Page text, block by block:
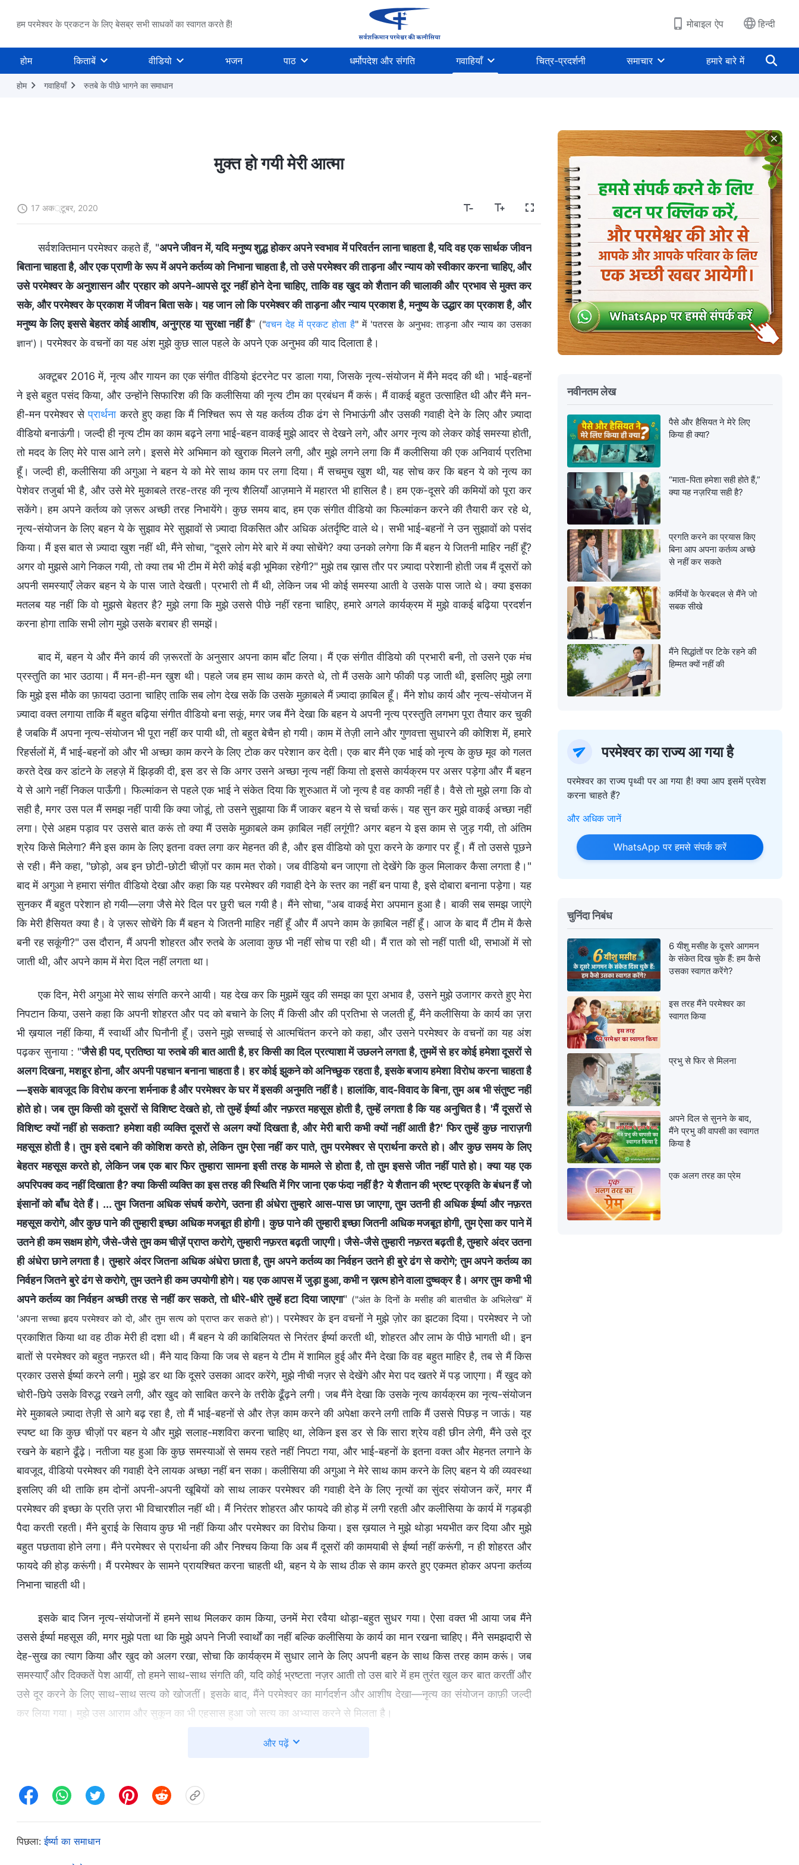
हम परमेश्वर के प्रकटन के लिए बेसब्र सभी साधकों का स्वागत करते हैं! मोबाइल ऐप हिन्दी
होम किताबें वीडियो भजन पाठ धर्मोपदेश और संगति गवाहियाँ चित्र-प्रदर्शनी समाचार हमारे बारे में
होम गवाहियाँ रुतबे के पीछे भागने का समाधान
मुक्त हो गयी मेरी आत्मा
17 अक्टूबर, 2020
सर्वशक्तिमान परमेश्वर कहते हैं, "अपने जीवन में, यदि मनुष्य शुद्ध होकर अपने स्वभाव में परिवर्तन लाना चाहता है, यदि वह एक सार्थक जीवन
बिताना चाहता है, और एक प्राणी के रूप में अपने कर्तव्य को निभाना चाहता है, तो उसे परमेश्वर की ताड़ना और न्याय को स्वीकार करना चाहिए, और
उसे परमेश्वर के अनुशासन और प्रहार को अपने-आपसे दूर नहीं होने देना चाहिए, ताकि वह खुद को शैतान की चालाकी और प्रभाव से मुक्त कर
सके, और परमेश्वर के प्रकाश में जीवन बिता सके। यह जान लो कि परमेश्वर की ताड़ना और न्याय प्रकाश है, मनुष्य के उद्धार का प्रकाश है, और
मनुष्य के लिए इससे बेहतर कोई आशीष, अनुग्रह या सुरक्षा नहीं है" ("वचन देह में प्रकट होता है" में 'पतरस के अनुभव: ताड़ना और न्याय का उसका
ज्ञान') । परमेश्वर के वचनों का यह अंश मुझे कुछ साल पहले के अपने एक अनुभव की याद दिलाता है।
अक्टूबर 2016 में, नृत्य और गायन का एक संगीत वीडियो इंटरनेट पर डाला गया, जिसके नृत्य-संयोजन में मैंने मदद की थी। भाई-बहनों
ने इसे बहुत पसंद किया, और उन्होंने सिफारिश की कि कलीसिया की नृत्य टीम का प्रबंधन मैं करूं। मैं वाकई बहुत उत्साहित थी और मैंने मन-
ही-मन परमेश्वर सेप्रार्थनाकरते हुए कहा कि मैं निश्चित रूप से यह कर्तव्य ठीक ढंग से निभाऊंगी और उसकी गवाही देने के लिए और ज़्यादा
वीडियो बनाऊंगी। जल्दी ही नृत्य टीम का काम बढ़ने लगा भाई-बहन वाकई मुझे आदर से देखने लगे, और अगर नृत्य को लेकर कोई समस्या होती,
तो मदद के लिए मेरे पास आने लगे। इससे मेरे अभिमान को खुराक मिलने लगी, और मुझे लगने लगा कि मैं कलीसिया की एक अनिवार्य प्रतिभा
हूँ। जल्दी ही, कलीसिया की अगुआ ने बहन ये को मेरे साथ काम पर लगा दिया। मैं सचमुच खुश थी, यह सोच कर कि बहन ये को नृत्य का
पेशेवर तजुर्बा भी है, और उसे मेरे मुकाबले तरह-तरह की नृत्य शैलियाँ आज़माने में महारत भी हासिल है। हम एक-दूसरे की कमियों को पूरा कर
सकेंगे। हम अपने कर्तव्य को ज़रूर अच्छी तरह निभायेंगे। कुछ समय बाद, हम एक संगीत वीडियो का फिल्मांकन करने की तैयारी कर रहे थे,
नृत्य-संयोजन के लिए बहन ये के सुझाव मेरे सुझावों से ज़्यादा विकसित और अधिक अंतर्दृष्टि वाले थे। सभी भाई-बहनों ने उन सुझावों को पसंद
किया। मैं इस बात से ज़्यादा खुश नहीं थी, मैंने सोचा, "दूसरे लोग मेरे बारे में क्या सोचेंगे? क्या उनको लगेगा कि मैं बहन ये जितनी माहिर नहीं हूँ?
अगर वो मुझसे आगे निकल गयी, तो क्या तब भी टीम में मेरी कोई बड़ी भूमिका रहेगी?" मुझे तब ख़ास तौर पर ज़्यादा परेशानी होती जब मैं दूसरों को
अपनी समस्याएँ लेकर बहन ये के पास जाते देखती। प्रभारी तो मैं थी, लेकिन जब भी कोई समस्या आती वे उसके पास जाते थे। क्या इसका
मतलब यह नहीं कि वो मुझसे बेहतर है? मुझे लगा कि मुझे उससे पीछे नहीं रहना चाहिए, हमारे अगले कार्यक्रम में मुझे वाकई बढ़िया प्रदर्शन
करना होगा ताकि सभी लोग मुझे उसके बराबर ही समझें।
बाद में, बहन ये और मैंने कार्य की ज़रूरतों के अनुसार अपना काम बाँट लिया। मैं एक संगीत वीडियो की प्रभारी बनी, तो उसने एक मंच
प्रस्तुति का भार उठाया। मैं मन-ही-मन खुश थी। पहले जब हम साथ काम करते थे, तो मैं उसके आगे फीकी पड़ जाती थी, इसलिए मुझे लगा
कि मुझे इस मौके का फ़ायदा उठाना चाहिए ताकि सब लोग देख सकें कि उसके मुक़ाबले मैं ज़्यादा क़ाबिल हूँ। मैंने शोध कार्य और नृत्य-संयोजन में
ज़्यादा वक्त लगाया ताकि मैं बहुत बढ़िया संगीत वीडियो बना सकूं, मगर जब मैंने देखा कि बहन ये अपनी नृत्य प्रस्तुति लगभग पूरा तैयार कर चुकी
है जबकि मैं अपना नृत्य-संयोजन भी पूरा नहीं कर पायी थी, तो बहुत बेचैन हो गयी। काम में तेज़ी लाने और गुणवत्ता सुधारने की कोशिश में, हमारे
रिहर्सलों में, मैं भाई-बहनों को और भी अच्छा काम करने के लिए टोक कर परेशान कर देती। एक बार मैंने एक भाई को नृत्य के कुछ मूव को गलत
करते देख कर डांटने के लहज़े में झिड़की दी, इस डर से कि अगर उसने अच्छा नृत्य नहीं किया तो इससे कार्यक्रम पर असर पड़ेगा और मैं बहन
ये से आगे नहीं निकल पाऊँगी। फिल्मांकन से पहले एक भाई ने संकेत दिया कि शुरुआत में जो नृत्य है वह काफी नहीं है। वैसे तो मुझे लगा कि वो
सही है, मगर उस पल मैं समझ नहीं पायी कि क्या जोडूं, तो उसने सुझाया कि मैं जाकर बहन ये से चर्चा करूं। यह सुन कर मुझे वाकई अच्छा नहीं
लगा। ऐसे अहम पड़ाव पर उससे बात करूं तो क्या मैं उसके मुक़ाबले कम क़ाबिल नहीं लगूंगी? अगर बहन ये इस काम से जुड़ गयी, तो अंतिम
श्रेय किसे मिलेगा? मैंने इस काम के लिए इतना वक्त लगा कर मेहनत की है, और इस वीडियो को पूरा करने के कगार पर हूँ। मैं तो उससे पूछने
से रही। मैंने कहा, "छोड़ो, अब इन छोटी-छोटी चीज़ों पर काम मत रोको। जब वीडियो बन जाएगा तो देखेंगे कि कुल मिलाकर कैसा लगता है।"
बाद में अगुआ ने हमारा संगीत वीडियो देखा और कहा कि यह परमेश्वर की गवाही देने के स्तर का नहीं बन पाया है, इसे दोबारा बनाना पड़ेगा। यह
सुनकर मैं बहुत परेशान हो गयी—लगा जैसे मेरे दिल पर छुरी चल गयी है। मैंने सोचा, "अब वाकई मेरा अपमान हुआ है। बाकी सब समझ जाएंगे
कि मेरी हैसियत क्या है। वे ज़रूर सोचेंगे कि मैं बहन ये जितनी माहिर नहीं हूँ और मैं अपने काम के क़ाबिल नहीं हूँ। आज के बाद मैं टीम में कैसे
बनी रह सकूंगी?" उस दौरान, मैं अपनी शोहरत और रुतबे के अलावा कुछ भी नहीं सोच पा रही थी। मैं रात को सो नहीं पाती थी, सभाओं में सो
जाती थी, और अपने काम में मेरा दिल नहीं लगता था।
एक दिन, मेरी अगुआ मेरे साथ संगति करने आयी। यह देख कर कि मुझमें खुद की समझ का पूरा अभाव है, उसने मुझे उजागर करते हुए मेरा
निपटान किया, उसने कहा कि अपनी शोहरत और पद को बचाने के लिए मैं किसी और की प्रतिभा से जलती हूँ, मैंने कलीसिया के कार्य का ज़रा
भी ख़याल नहीं किया, मैं स्वार्थी और घिनौनी हूँ। उसने मुझे सच्चाई से आत्मचिंतन करने को कहा, और उसने परमेश्वर के वचनों का यह अंश
पढ़कर सुनाया : "जैसे ही पद, प्रतिष्ठा या रुतबे की बात आती है, हर किसी का दिल प्रत्याशा में उछलने लगता है, तुममें से हर कोई हमेशा दूसरों से
अलग दिखना, मशहूर होना, और अपनी पहचान बनाना चाहता है। हर कोई झुकने को अनिच्छुक रहता है, इसके बजाय हमेशा विरोध करना चाहता है
—इसके बावजूद कि विरोध करना शर्मनाक है और परमेश्वर के घर में इसकी अनुमति नहीं है। हालांकि, वाद-विवाद के बिना, तुम अब भी संतुष्ट नहीं
होते हो। जब तुम किसी को दूसरों से विशिष्ट देखते हो, तो तुम्हें ईर्ष्या और नफ़रत महसूस होती है, तुम्हें लगता है कि यह अनुचित है। 'मैं दूसरों से
विशिष्ट क्यों नहीं हो सकता? हमेशा वही व्यक्ति दूसरों से अलग क्यों दिखता है, और मेरी बारी कभी क्यों नहीं आती है?' फिर तुम्हें कुछ नाराज़गी
महसूस होती है। तुम इसे दबाने की कोशिश करते हो, लेकिन तुम ऐसा नहीं कर पाते, तुम परमेश्वर से प्रार्थना करते हो। और कुछ समय के लिए
बेहतर महसूस करते हो, लेकिन जब एक बार फिर तुम्हारा सामना इसी तरह के मामले से होता है, तो तुम इससे जीत नहीं पाते हो। क्या यह एक
अपरिपक्व कद नहीं दिखाता है? क्या किसी व्यक्ति का इस तरह की स्थिति में गिर जाना एक फंदा नहीं है? ये शैतान की भ्रष्ट प्रकृति के बंधन हैं जो
इंसानों को बाँध देते हैं। ... तुम जितना अधिक संघर्ष करोगे, उतना ही अंधेरा तुम्हारे आस-पास छा जाएगा, तुम उतनी ही अधिक ईर्ष्या और नफ़रत
महसूस करोगे, और कुछ पाने की तुम्हारी इच्छा अधिक मजबूत ही होगी। कुछ पाने की तुम्हारी इच्छा जितनी अधिक मजबूत होगी, तुम ऐसा कर पाने में
उतने ही कम सक्षम होगे, जैसे-जैसे तुम कम चीज़ें प्राप्त करोगे, तुम्हारी नफ़रत बढ़ती जाएगी। जैसे-जैसे तुम्हारी नफ़रत बढ़ती है, तुम्हारे अंदर उतना
ही अंधेरा छाने लगता है। तुम्हारे अंदर जितना अधिक अंधेरा छाता है, तुम अपने कर्तव्य का निर्वहन उतने ही बुरे ढंग से करोगे; तुम अपने कर्तव्य का
निर्वहन जितने बुरे ढंग से करोगे, तुम उतने ही कम उपयोगी होगे। यह एक आपस में जुड़ा हुआ, कभी न ख़त्म होने वाला दुष्चक्र है। अगर तुम कभी भी
अपने कर्तव्य का निर्वहन अच्छी तरह से नहीं कर सकते, तो धीरे-धीरे तुम्हें हटा दिया जाएगा" ("अंत के दिनों के मसीह की बातचीत के अभिलेख" में
'अपना सच्चा हृदय परमेश्वर को दो, और तुम सत्य को प्राप्त कर सकते हो') । परमेश्वर के इन वचनों ने मुझे ज़ोर का झटका दिया। परमेश्वर ने जो
प्रकाशित किया था वह ठीक मेरी ही दशा थी। मैं बहन ये की काबिलियत से निरंतर ईर्ष्या करती थी, शोहरत और लाभ के पीछे भागती थी। इन
बातों से परमेश्वर को बहुत नफ़रत थी। मैंने याद किया कि जब से बहन ये टीम में शामिल हुई और मैंने देखा कि वह बहुत माहिर है, तब से मैं किस
प्रकार उससे ईर्ष्या करने लगी। मुझे डर था कि दूसरे उसका आदर करेंगे, मुझे नीची नज़र से देखेंगे और मेरा पद खतरे में पड़ जाएगा। मैं खुद को
चोरी-छिपे उसके विरुद्ध रखने लगी, और खुद को साबित करने के तरीके ढूँढ़ने लगी। जब मैंने देखा कि उसके नृत्य कार्यक्रम का नृत्य-संयोजन
मेरे मुकाबले ज़्यादा तेज़ी से आगे बढ़ रहा है, तो मैं भाई-बहनों से और तेज़ काम करने की अपेक्षा करने लगी ताकि मैं उससे पिछड़ न जाऊं। यह
स्पष्ट था कि कुछ चीज़ों पर बहन ये और मुझे सलाह-मशविरा करना चाहिए था, लेकिन इस डर से कि सारा श्रेय वही छीन लेगी, मैंने उसे दूर
रखने के बहाने ढूँढ़े। नतीजा यह हुआ कि कुछ समस्याओं से समय रहते नहीं निपटा गया, और भाई-बहनों के इतना वक्त और मेहनत लगाने के
बावजूद, वीडियो परमेश्वर की गवाही देने लायक अच्छा नहीं बन सका। कलीसिया की अगुआ ने मेरे साथ काम करने के लिए बहन ये की व्यवस्था
इसलिए की थी ताकि हम दोनों अपनी-अपनी खूबियों को साथ लाकर परमेश्वर की गवाही देने के लिए नृत्यों का सुंदर संयोजन करें, मगर मैं
परमेश्वर की इच्छा के प्रति ज़रा भी विचारशील नहीं थी। मैं निरंतर शोहरत और फायदे की होड़ में लगी रहती और कलीसिया के कार्य में गड़बड़ी
पैदा करती रहती। मैंने बुराई के सिवाय कुछ भी नहीं किया और परमेश्वर का विरोध किया। इस ख़याल ने मुझे थोड़ा भयभीत कर दिया और मुझे
बहुत पछतावा होने लगा। मैंने परमेश्वर से प्रार्थना की और निश्चय किया कि अब मैं दूसरों की कामयाबी से ईर्ष्या नहीं करूंगी, न ही शोहरत और
फायदे की होड़ करूंगी। मैं परमेश्वर के सामने प्रायश्चित करना चाहती थी, बहन ये के साथ ठीक से काम करते हुए एकमत होकर अपना कर्तव्य
निभाना चाहती थी।
इसके बाद जिन नृत्य-संयोजनों में हमने साथ मिलकर काम किया, उनमें मेरा रवैया थोड़ा-बहुत सुधर गया। ऐसा वक्त भी आया जब मैंने
उससे ईर्ष्या महसूस की, मगर मुझे पता था कि मुझे अपने निजी स्वार्थों का नहीं बल्कि कलीसिया के कार्य का मान रखना चाहिए। मैंने समझदारी से
देह-सुख का त्याग किया और खुद को अलग रखा, सोचा कि कार्यक्रम में सुधार लाने के लिए अपनी बहन के साथ किस तरह काम करूं। जब
समस्याएँ और दिक्कतें पेश आयीं, तो हमने साथ-साथ संगति की, यदि कोई भ्रष्टता नज़र आती तो उस बारे में हम तुरंत खुल कर बात करतीं और
उसे दूर करने के लिए साथ-साथ सत्य को खोजतीं। इसके बाद, मैंने परमेश्वर का मार्गदर्शन और आशीष देखा—नृत्य का संयोजन काफ़ी जल्दी
कर लिया गया। मुझे उस आराम और सुकून का भी एहसास हुआ जो सत्य का अभ्यास करने से मिलता है।
कुछ महीने बाद बहन ये और मैं एक मंच कार्यक्रम की योजना बनाने के लिए फिर से साथ काम कर रहे थे। शुरुआत में चीज़ें काफ़ी जल्दी-
कैसा चल रहा है, तो मैंने खुशी से जवाब दिया, "हम बढ़िया तरक्की कर रहे हैं।" तब एक बहन ने स्वर मिलाया, "बहन ये के पास बहुत अच्छे
सुझाव हैं, और सामान्य ढांचा बहुत अच्छा है।" मैंने नाराज़ होते हुए सोचा, "ऐसा क्यों कहती हो? अब सभी जानते हैं कि नृत्य के नये सुझाव बहन
ये के दिये हुए थे, वे सोचेंगे कि मैं उसके बराबर नहीं हूँ। मुझे खुद कुछ हासिल करने का तरीका सोचना होगा, वरना अगुआ और भाई-बहन मेरे बारे
में क्या सोचेंगे?" एक बार, नृत्य-संयोजन के दौरान, मैंने एक अनोखे, कलाबाजी वाले मूव के बारे में सोचा। जोश में, मैंने सोचा, "मैं कलाबाजी में
बहुत अच्छी हूँ। अगर हम इसकी अच्छी रिहर्सल करेंगे, तो इससे न केवल नृत्य में रौनक आ जाएगी, बल्कि सभी को मेरी क़ाबिलियत भी नज़र
और पढ़ें
पिछला:ईर्ष्या का समाधान
नवीनतम लेख
पैसे और हैसियत ने मेरे लिए
किया ही क्या?
“माता-पिता हमेशा सही होते हैं,”
क्या यह नज़रिया सही है?
प्रगति करने का प्रयास किए
बिना आप अपना कर्तव्य अच्छे
से नहीं कर सकते
कर्मियों के फेरबदल से मैंने जो
सबक सीखे
मैंने सिद्धांतों पर टिके रहने की
हिम्मत क्यों नहीं की
परमेश्वर का राज्य आ गया है
परमेश्वर का राज्य पृथ्वी पर आ गया है! क्या आप इसमें प्रवेश
करना चाहते हैं?
और अधिक जानें
WhatsApp पर हमसे संपर्क करें
चुनिंदा निबंध
6 यीशु मसीह के दूसरे आगमन
के संकेत दिख चुके हैं: हम कैसे
उसका स्‍वागत करेंगे?
इस तरह मैंने परमेश्वर का
स्वागत किया
प्रभु से फिर से मिलना
अपने दिल से सुनने के बाद,
मैंने प्रभु की वापसी का स्वागत
किया है
एक अलग तरह का प्रेम